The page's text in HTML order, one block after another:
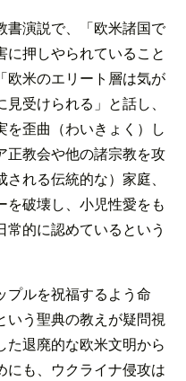
書演説で、「欧米諸国で
押しやられていること
欧米のエリート層は気が
受けられる」と話し、
歪曲（わいきょく）し
正教会や他の諸宗教を攻
れる伝統的な）家庭、
破壊し、小児性愛をも
的に認めているという
プルを祝福するよう命
いう聖典の教えが疑問視
た退廃的な欧米文明から
にも、ウクライナ侵攻は